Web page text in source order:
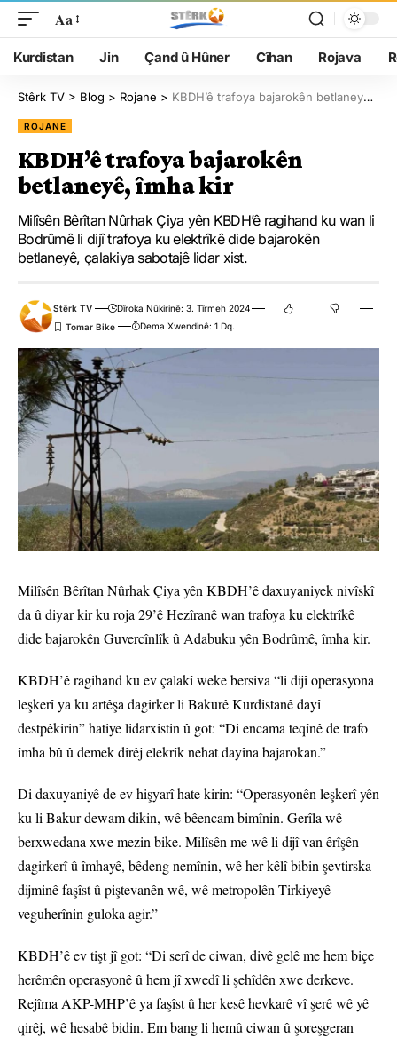
Aa
Kurdistan Jin Çand û Hûner Cîhan Rojava
Stêrk TV > Blog > Rojane > KBDH’ê trafoya bajarokên betlaneyê, îmha kir
ROJANE
KBDH’ê trafoya bajarokên
betlaneyê, îmha kir
Milîsên Bêrîtan Nûrhak Çiya yên KBDH’ê ragihand ku wan li
Bodrûmê li dijî trafoya ku elektrîkê dide bajarokên
betlaneyê, çalakiya sabotajê lidar xist.
Stêrk TV
Dîroka Nûkirinê: 3. Tîrmeh 2024
Dema Xwendinê: 1 Dq.
Milîsên Bêrîtan Nûrhak Çiya yên KBDH’ê daxuyaniyek nivîskî
da û diyar kir ku roja 29’ê Hezîranê wan trafoya ku elektrîkê
dide bajarokên Guvercînlîk û Adabuku yên Bodrûmê, îmha kir.
KBDH’ê ragihand ku ev çalakî weke bersiva “li dijî operasyona
leşkerî ya ku artêşa dagirker li Bakurê Kurdistanê dayî
destpêkirin” hatiye lidarxistin û got: “Di encama teqînê de trafo
îmha bû û demek dirêj elekrîk nehat dayîna bajarokan.”
Di daxuyaniyê de ev hişyarî hate kirin: “Operasyonên leşkerî yên
ku li Bakur dewam dikin, wê bêencam bimînin. Gerîla wê
berxwedana xwe mezin bike. Milîsên me wê li dijî van êrîşên
dagirkerî û îmhayê, bêdeng nemînin, wê her kêlî bibin şevtirska
dijminê faşîst û piştevanên wê, wê metropolên Tirkiyeyê
veguherînin guloka agir.”
KBDH’ê ev tişt jî got: “Di serî de ciwan, divê gelê me hem biçe
herêmên operasyonê û hem jî xwedî li şehîdên xwe derkeve.
Rejîma AKP-MHP’ê ya faşîst û her kesê hevkarê vî şerê wê yê
qirêj, wê hesabê bidin. Em bang li hemû ciwan û şoreşgeran